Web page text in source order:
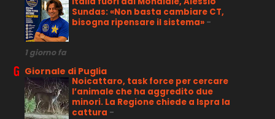
Sundas: «Non basta cambiare CT,
bisogna ripensare il sistema» -
1 giorno fa
Giornale di Puglia
Noicattaro, task force per cercare
l’animale che ha aggredito due
minori. La Regione chiede a Ispra la
cattura -